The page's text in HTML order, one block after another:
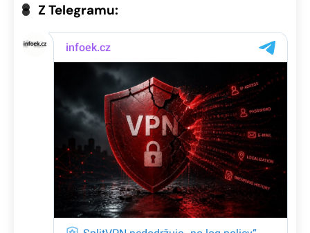
Z Telegramu: